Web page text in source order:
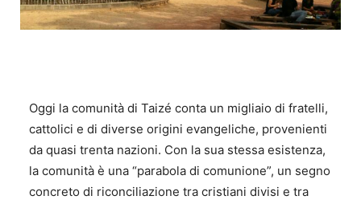
Oggi la comunità di Taizé conta un migliaio di fratelli,
cattolici e di diverse origini evangeliche, provenienti
da quasi trenta nazioni. Con la sua stessa esistenza,
la comunità è una “parabola di comunione”, un segno
concreto di riconciliazione tra cristiani divisi e tra